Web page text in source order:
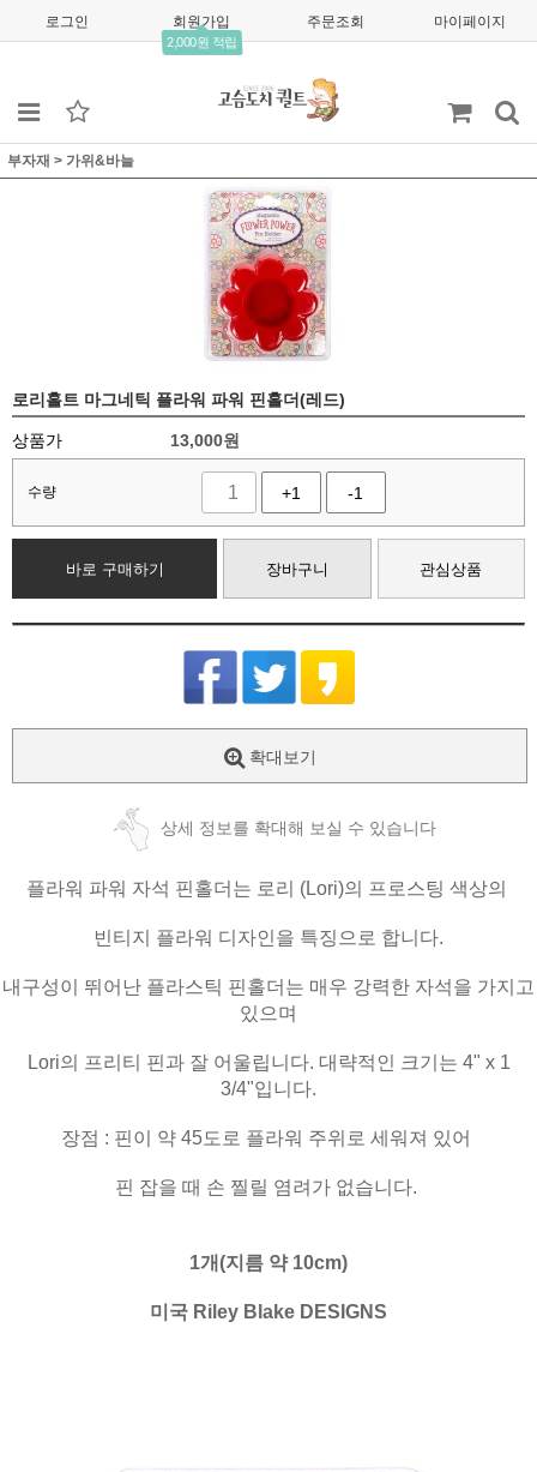
로그인 회원가입
2,000원 적립
주문조회 마이페이지
부자재 > 가위&바늘
로리홀트 마그네틱 플라워 파워 핀홀더(레드)
상품가 13,000원
수량 +1 -1
바로 구매하기 장바구니 관심상품
확대보기
상세 정보를 확대해 보실 수 있습니다
플라워 파워 자석 핀홀더는 로리 (Lori)의 프로스팅 색상의
빈티지 플라워 디자인을 특징으로 합니다.
내구성이 뛰어난 플라스틱 핀홀더는 매우 강력한 자석을 가지고
있으며
Lori의 프리티 핀과 잘 어울립니다. 대략적인 크기는 4" x 1
3/4"입니다.
장점 : 핀이 약 45도로 플라워 주위로 세워져 있어
핀 잡을 때 손 찔릴 염려가 없습니다.
1개(지름 약 10cm)
미국 Riley Blake DESIGNS